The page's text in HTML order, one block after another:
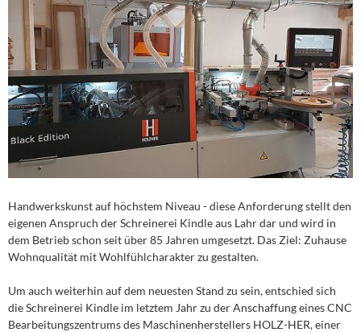
Handwerkskunst auf höchstem Niveau - diese Anforderung stellt den
eigenen Anspruch der Schreinerei Kindle aus Lahr dar und wird in
dem Betrieb schon seit über 85 Jahren umgesetzt. Das Ziel: Zuhause
Wohnqualität mit Wohlfühlcharakter zu gestalten.
Um auch weiterhin auf dem neuesten Stand zu sein, entschied sich
die Schreinerei Kindle im letztem Jahr zu der Anschaffung eines CNC
Bearbeitungszentrums des Maschinenherstellers HOLZ-HER, einer